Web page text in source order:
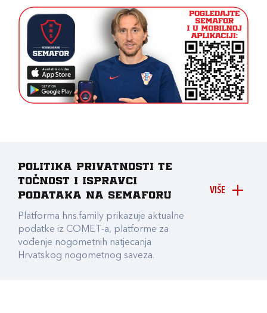
VIŠE
Politika privatnosti te
točnost i ispravci
podataka na Semaforu
Platforma hns.family prikazuje aktualne
podatke iz COMET-a, platforme za
vođenje nogometnih natjecanja
Hrvatskog nogometnog saveza.